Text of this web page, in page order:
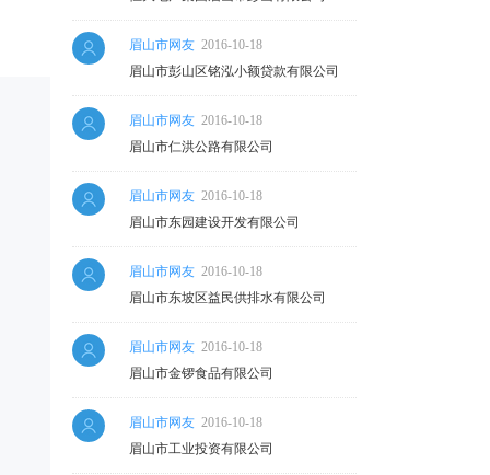
眉山市网友 2016-10-18
眉山市彭山区铭泓小额贷款有限公司
眉山市网友 2016-10-18
眉山市仁洪公路有限公司
眉山市网友 2016-10-18
眉山市东园建设开发有限公司
眉山市网友 2016-10-18
眉山市东坡区益民供排水有限公司
眉山市网友 2016-10-18
眉山市金锣食品有限公司
眉山市网友 2016-10-18
眉山市工业投资有限公司